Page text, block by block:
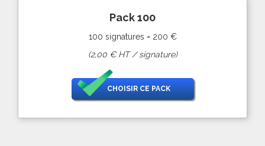
Pack 100
100 signatures = 200 €
(2,00 € HT / signature)
CHOISIR CE PACK